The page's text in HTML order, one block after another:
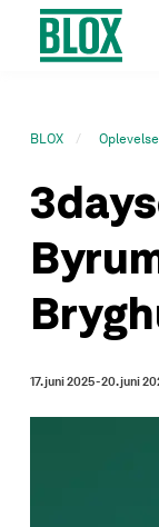
BLOX
17. juni 2025 - 20. juni